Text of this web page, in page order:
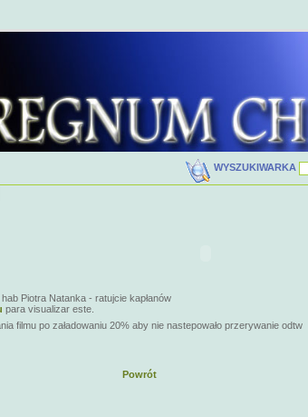
WYSZUKIWARKA
Piotra Natanka - ratujcie kapłanów
para visualizar este.
filmu po załadowaniu 20% aby nie nastepowało przerywanie odtw
Powrót